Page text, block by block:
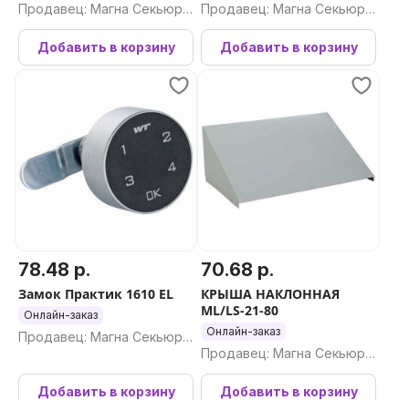
Продавец: Магна Секьюри
ти ООО
Добавить в корзину
Продавец: Магна Секьюри
ти ООО
Добавить в корзину
78.48 р.
Замок Практик 1610 EL
Онлайн-заказ
Продавец: Магна Секьюри
Добавить в корзину
70.68 р.
КРЫША НАКЛОННАЯ
ML/LS-21-80
Онлайн-заказ
Продавец: Магна Секьюри
ти ООО
Добавить в корзину